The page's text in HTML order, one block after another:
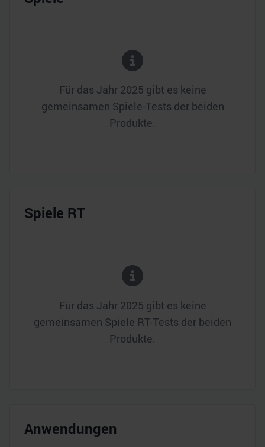
Für das Jahr 2025 gibt es keine
gemeinsamen Spiele-Tests der beiden
Produkte.
Spiele RT
Für das Jahr 2025 gibt es keine
gemeinsamen Spiele RT-Tests der beiden
Produkte.
Anwendungen